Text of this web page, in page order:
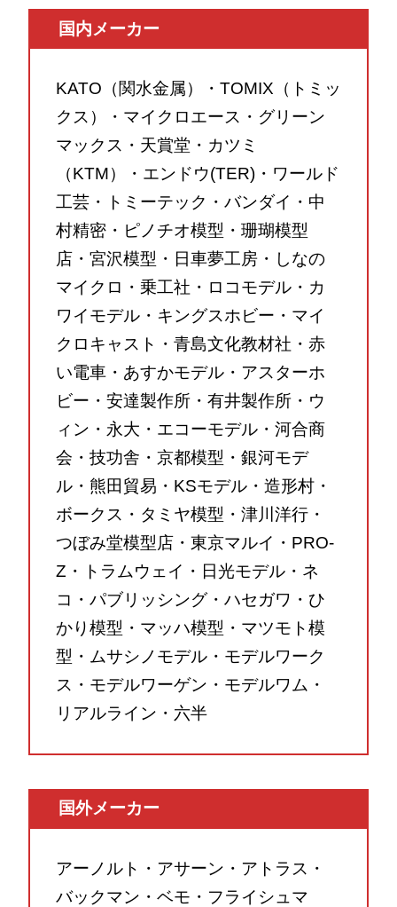
国内メーカー
KATO（関水金属）・TOMIX（トミッ
クス）・マイクロエース・グリーン
マックス・天賞堂・カツミ
（KTM）・エンドウ(TER)・ワールド
工芸・トミーテック・バンダイ・中
村精密・ピノチオ模型・珊瑚模型
店・宮沢模型・日車夢工房・しなの
マイクロ・乗工社・ロコモデル・カ
ワイモデル・キングスホビー・マイ
クロキャスト・青島文化教材社・赤
い電車・あすかモデル・アスターホ
ビー・安達製作所・有井製作所・ウ
ィン・永大・エコーモデル・河合商
会・技功舎・京都模型・銀河モデ
ル・熊田貿易・KSモデル・造形村・
ボークス・タミヤ模型・津川洋行・
つぼみ堂模型店・東京マルイ・PRO-
Z・トラムウェイ・日光モデル・ネ
コ・パブリッシング・ハセガワ・ひ
かり模型・マッハ模型・マツモト模
型・ムサシノモデル・モデルワーク
ス・モデルワーゲン・モデルワム・
リアルライン・六半
国外メーカー
アーノルト・アサーン・アトラス・
バックマン・ベモ・フライシュマ